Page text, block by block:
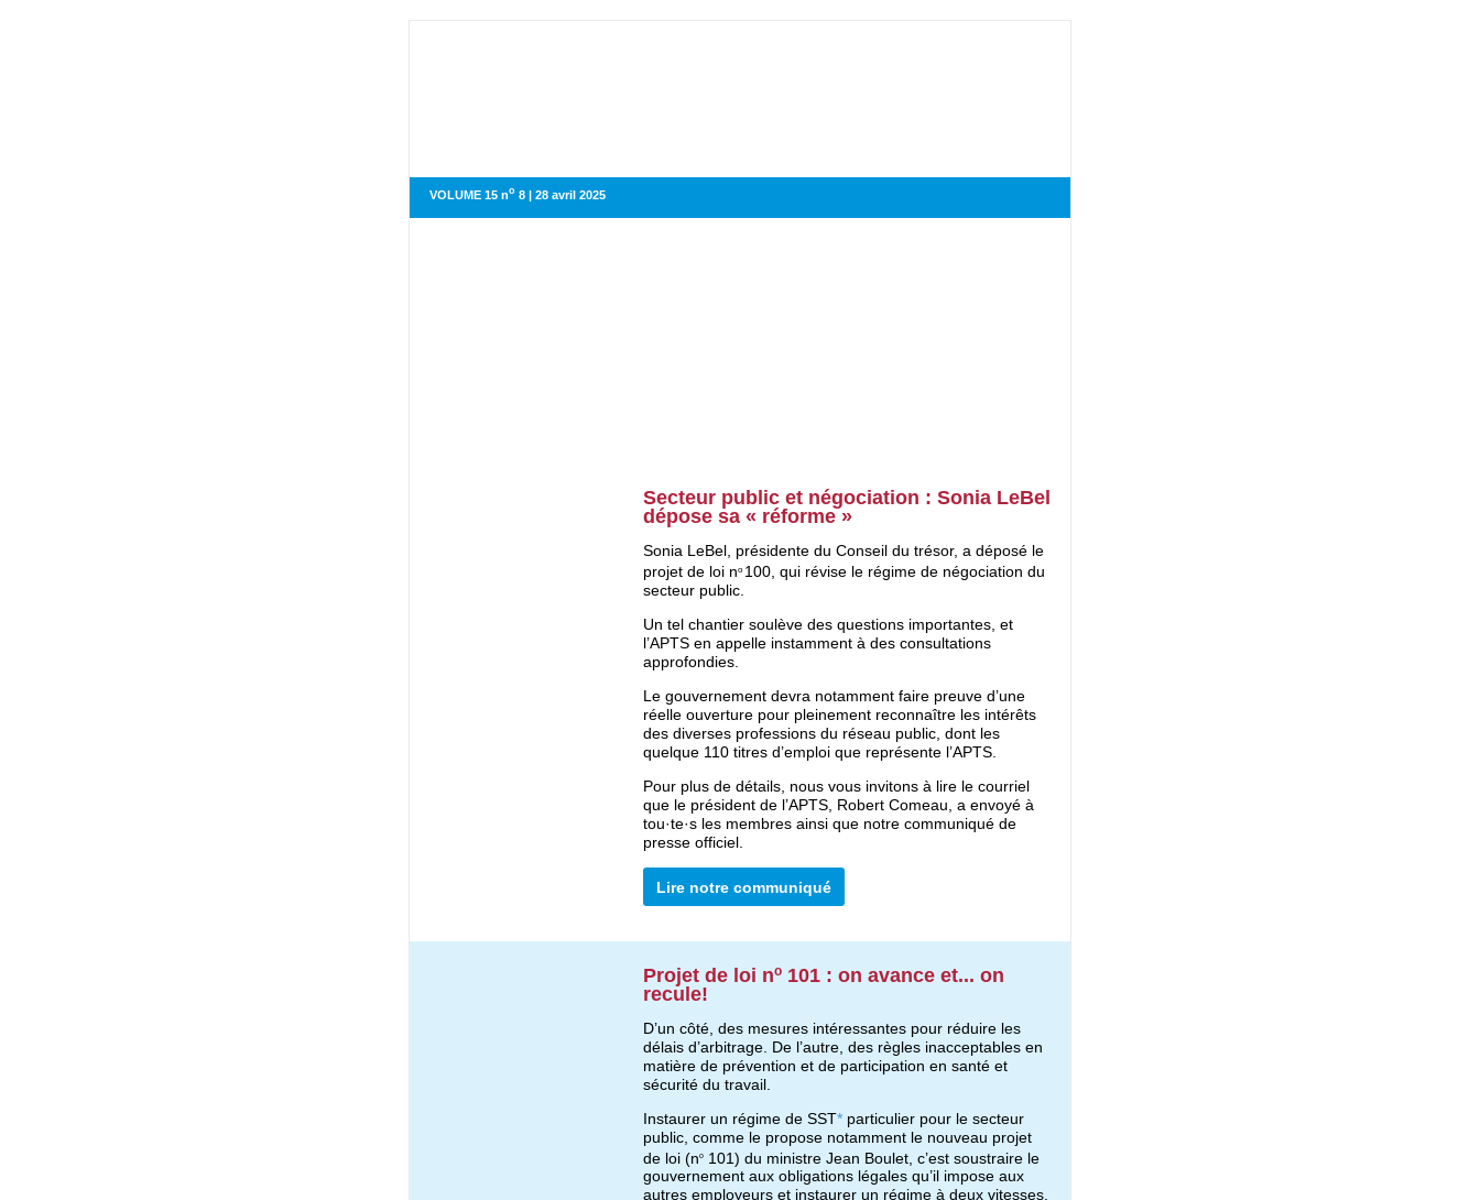
VOLUME 15 no 8 | 28 avril 2025
Secteur public et négociation : Sonia LeBel
dépose sa « réforme »
Sonia LeBel, présidente du Conseil du trésor, a déposé le
projet de loi no 100, qui révise le régime de négociation du
secteur public.
Un tel chantier soulève des questions importantes, et
l’APTS en appelle instamment à des consultations
approfondies.
Le gouvernement devra notamment faire preuve d’une
réelle ouverture pour pleinement reconnaître les intérêts
des diverses professions du réseau public, dont les
quelque 110 titres d’emploi que représente l’APTS.
Pour plus de détails, nous vous invitons à lire le courriel
que le président de l’APTS, Robert Comeau, a envoyé à
tou·te·s les membres ainsi que notre communiqué de
presse officiel.
Lire notre communiqué
Projet de loi no 101 : on avance et... on
recule!
D’un côté, des mesures intéressantes pour réduire les
délais d’arbitrage. De l’autre, des règles inacceptables en
matière de prévention et de participation en santé et
sécurité du travail.
Instaurer un régime de SST* particulier pour le secteur
public, comme le propose notamment le nouveau projet
de loi (no
101) du ministre Jean Boulet, c’est soustraire le
gouvernement aux obligations légales qu’il impose aux
autres employeurs et instaurer un régime à deux vitesses.